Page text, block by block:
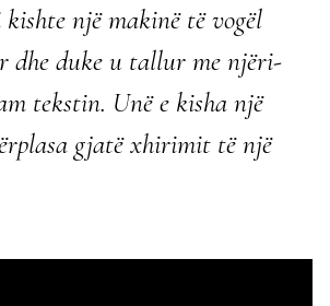
një makinë të vogël
dhe duke u tallur me njëri-
tekstin. Unë e kisha një
gjatë xhirimit të një